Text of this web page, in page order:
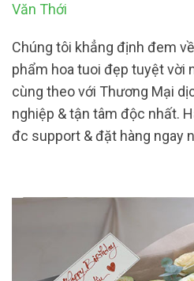
Văn Thới
Chúng tôi khẳng định đem
phẩm hoa tuoi đẹp tuyệt vời
cùng theo với Thương Mại
nghiệp & tận tâm độc nhất.
đc support & đặt hàng ngay